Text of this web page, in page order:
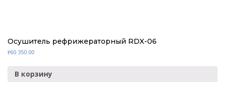
Осушитель рефрижераторный RDX-06
Р60 350.00
В корзину